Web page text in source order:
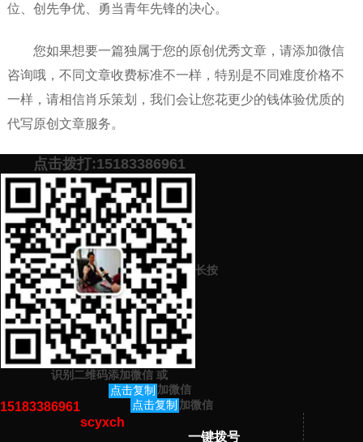
位、创先争优、勇当青年先锋的决心。
您如果想要一篇独属于您的原创优秀文章，请添加微信
咨询哦，不同文章收费标准不一样，特别是不同难度价格不
一样，请相信肖乐策划，我们会让您花更少的钱体验优质的
代写原创文章服务。
预约营销老师 添加微信号：scyxch
案！
上一篇：想要一篇质量特别好的爱党爱国的文章（演讲稿）找哪家代
写网站平台机构
下一篇：竞聘演讲稿子怎么写能让老师（领导）一眼相中我
猜你感兴趣的内容
暂无相关文章！
点击拨打:15183386961
长按
识别二维码添加微信 或
点击复制
15183386961
加微信
点击复制
scyxch
加微信
一键拨号